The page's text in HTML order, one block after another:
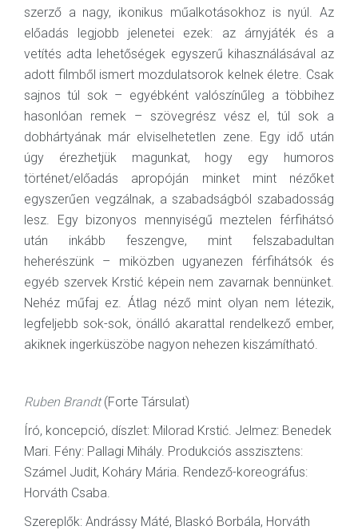
szerző a nagy, ikonikus műalkotásokhoz is nyúl. Az
előadás legjobb jelenetei ezek: az árnyjáték és a
vetítés adta lehetőségek egyszerű kihasználásával az
adott filmből ismert mozdulatsorok kelnek életre. Csak
sajnos túl sok – egyébként valószínűleg a többihez
hasonlóan remek – szövegrész vész el, túl sok a
dobhártyának már elviselhetetlen zene. Egy idő után
úgy érezhetjük magunkat, hogy egy humoros
történet/előadás apropóján minket mint nézőket
egyszerűen vegzálnak, a szabadságból szabadosság
lesz. Egy bizonyos mennyiségű meztelen férfihátsó
után inkább feszengve, mint felszabadultan
heherészünk – miközben ugyanezen férfihátsók és
egyéb szervek Krstić képein nem zavarnak bennünket.
Nehéz műfaj ez. Átlag néző mint olyan nem létezik,
legfeljebb sok-sok, önálló akarattal rendelkező ember,
akiknek ingerküszöbe nagyon nehezen kiszámítható.
Ruben Brandt(Forte Társulat)
Író, koncepció, díszlet: Milorad Krstić. Jelmez: Benedek
Mari. Fény: Pallagi Mihály. Produkciós asszisztens:
Számel Judit, Koháry Mária. Rendező-koreográfus:
Horváth Csaba.
Szereplők: Andrássy Máté, Blaskó Borbála, Horváth